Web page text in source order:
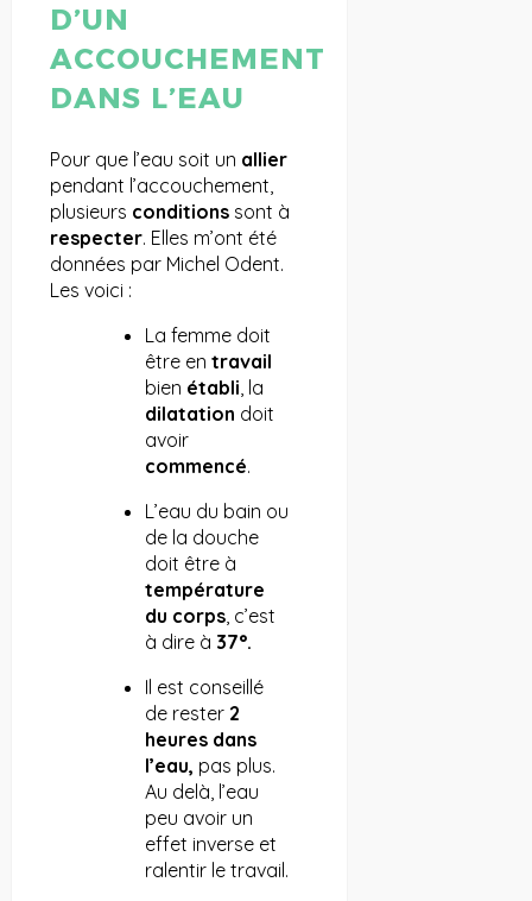
D’UN
ACCOUCHEMENT
DANS L’EAU
Pour que l’eau soit un allier
pendant l’accouchement,
plusieurs conditionssont à
respecter. Elles m’ont été
données par Michel Odent.
Les voici :
La femme doit
être en travail
bien établi , la
dilatation doit
avoir
commencé.
L’eau du bain ou
de la douche
doit être à
température
du corps, c’est
à dire à 37°.
Il est conseillé
de rester 2
heures dans
l’eau, pas plus.
Au delà, l’eau
peu avoir un
effet inverse et
ralentir le travail.